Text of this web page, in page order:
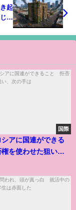
起
込
国際
シアに国連ができる
を使わせた狙い、